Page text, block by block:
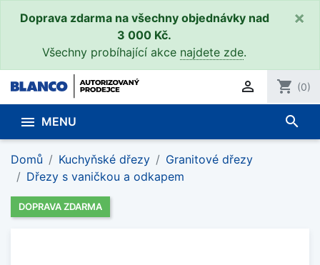
Doprava zdarma na všechny objednávky nad
3 000 Kč.
Všechny probíhající akce najdete zde.
×
 shopping_cart (0)
 MENU search
Domů Kuchyňské dřezy
Granitové dřezy
Dřezy s vaničkou a odkapem
DOPRAVA ZDARMA